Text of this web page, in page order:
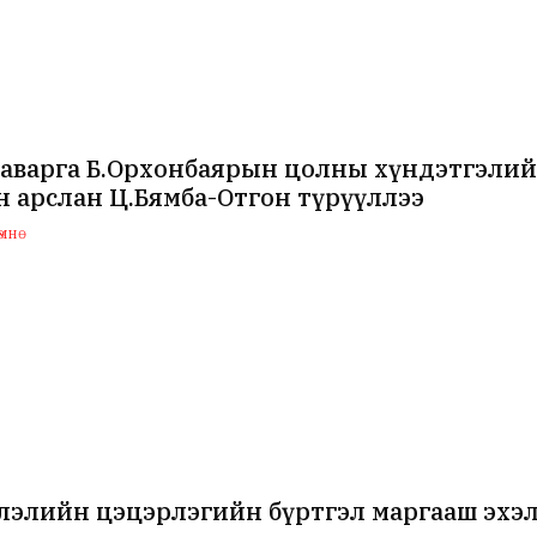
Б.Орхонбаярын цолны
арслан Ц.Бямба-Отгон түрүүллээ
цэцэрлэгийн бүртгэл маргааш